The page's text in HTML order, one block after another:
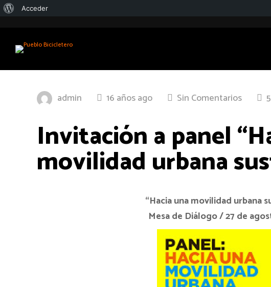
admin 16 años ago Sin Comentarios
Invitación a panel
movilidad urbana
“Hacia una movilidad urbana
Mesa de Diálogo / 27 de
Acerca
WordPress
Acceder